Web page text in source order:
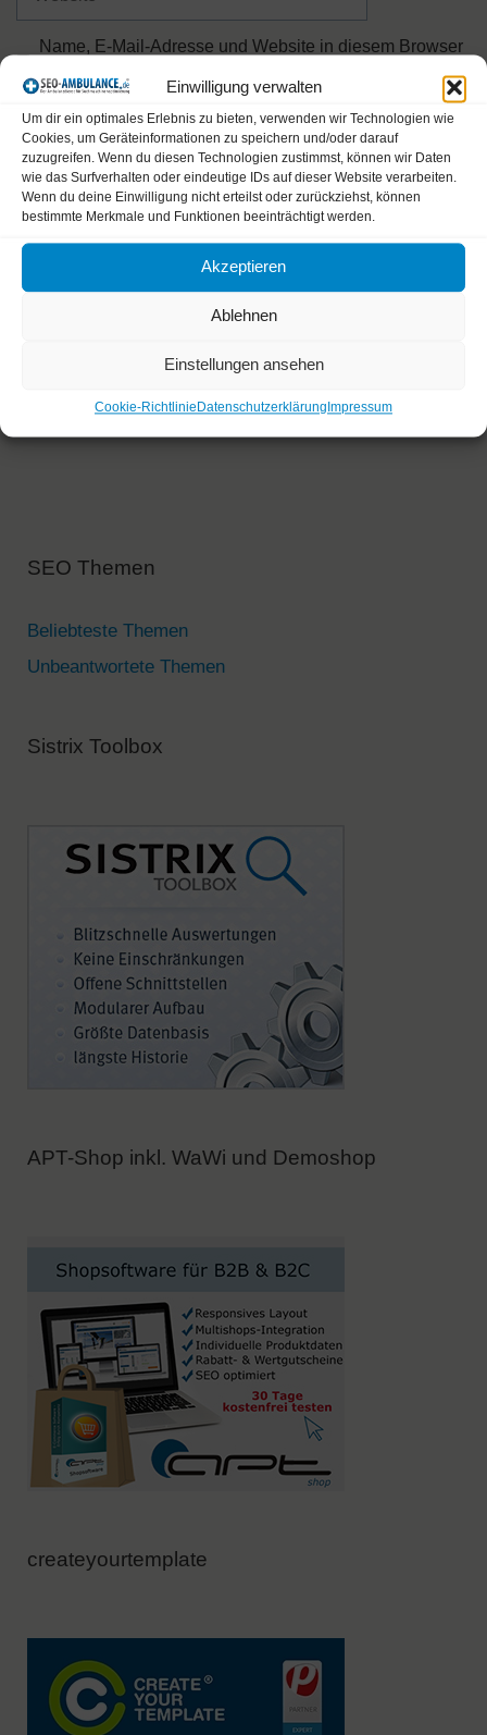
Einwilligung verwalten
Um dir ein optimales Erlebnis zu bieten, verwenden wir Technologien wie
Cookies, um Geräteinformationen zu speichern und/oder darauf
zuzugreifen. Wenn du diesen Technologien zustimmst, können wir Daten
wie das Surfverhalten oder eindeutige IDs auf dieser Website verarbeiten.
Wenn du deine Einwilligung nicht erteilst oder zurückziehst, können
bestimmte Merkmale und Funktionen beeinträchtigt werden.
Akzeptieren
Ablehnen
Einstellungen ansehen
Cookie-Richtlinie Datenschutzerklärung Impressum
Name, E-Mail-Adresse und Website in diesem Browser
für meinen nächsten Kommentar speichern.
Bitte gib eine Antwort in Ziffern ein:
19 + 3 =
Diese Website verwendet Akismet, um Spam zu
SEO Themen
Beliebteste Themen
Unbeantwortete Themen
Sistrix Toolbox
APT-Shop inkl. WaWi und Demoshop
createyourtemplate